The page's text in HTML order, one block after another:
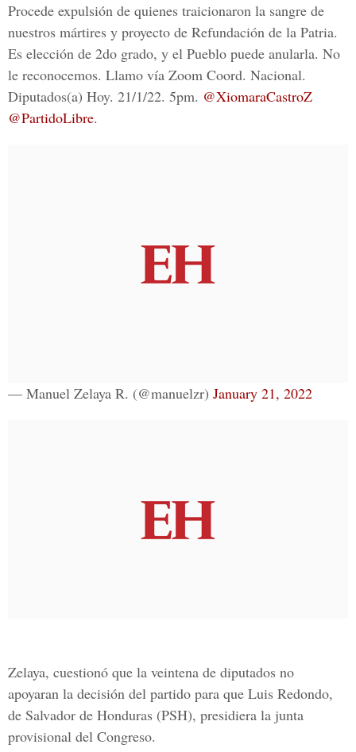
Procede expulsión de quienes traicionaron la sangre de
nuestros mártires y proyecto de Refundación de la Patria.
Es elección de 2do grado, y el Pueblo puede anularla. No
le reconocemos. Llamo vía Zoom Coord. Nacional.
Diputados(a) Hoy. 21/1/22. 5pm. @XiomaraCastroZ
@PartidoLibre.
— Manuel Zelaya R. (@manuelzr) January 21, 2022
Zelaya, cuestionó que la veintena de diputados no
apoyaran la decisión del partido para que Luis Redondo,
de Salvador de Honduras (PSH), presidiera la junta
provisional del Congreso.